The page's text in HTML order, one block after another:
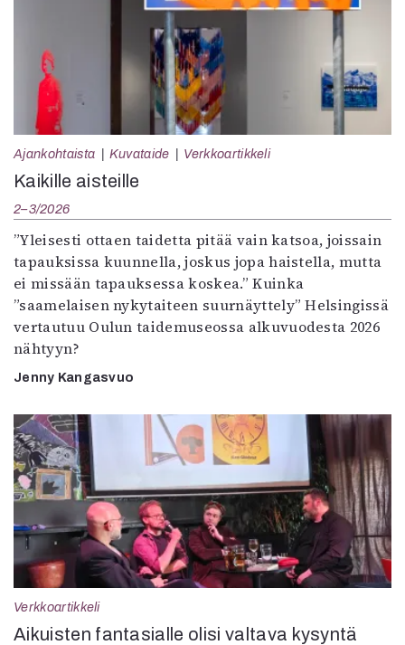
Ajankohtaista Kuvataide Verkkoartikkeli
Kaikille aisteille
2–3/2026
”Yleisesti ottaen taidetta pitää vain katsoa, joissain
tapauksissa kuunnella, joskus jopa haistella, mutta
ei missään tapauksessa koskea.” Kuinka
”saamelaisen nykytaiteen suurnäyttely” Helsingissä
vertautuu Oulun taidemuseossa alkuvuodesta 2026
nähtyyn?
Jenny Kangasvuo
Verkkoartikkeli
Aikuisten fantasialle olisi valtava kysyntä